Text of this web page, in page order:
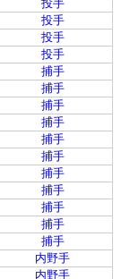
投手
投手
投手
投手
捕手
捕手
捕手
捕手
捕手
捕手
捕手
捕手
捕手
捕手
捕手
内野手
内野手